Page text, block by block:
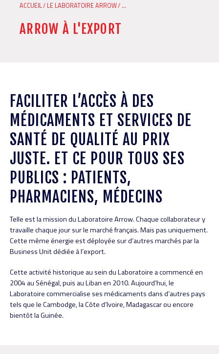
FIL
ACCUEIL LE LABORATOIRE ARROW ...
ARROW À L'EXPORT
FACILITER L’ACCÈS À DES
MÉDICAMENTS ET SERVICES DE
SANTÉ DE QUALITÉ AU PRIX
JUSTE. ET CE POUR TOUS SES
PUBLICS : PATIENTS,
PHARMACIENS, MÉDECINS
Telle est la mission du Laboratoire Arrow. Chaque collaborateur y
travaille chaque jour sur le marché français. Mais pas uniquement.
Cette même énergie est déployée sur d’autres marchés par la
Business Unit dédiée à l’export.
Cette activité historique au sein du Laboratoire a commencé en
2004 au Sénégal, puis au Liban en 2010. Aujourd’hui, le
Laboratoire commercialise ses médicaments dans d’autres pays
tels que le Cambodge, la Côte d’Ivoire, Madagascar ou encore
bientôt la Guinée.